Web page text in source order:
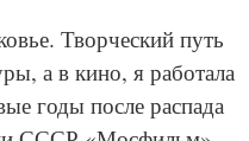
Творческий путь
а в кино, я работала
годы после распада